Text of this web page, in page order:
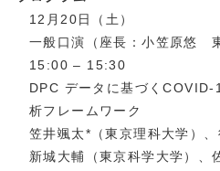
12月20日（土）
一般口演（座長：小笠原悠
15:00 – 15:30
DPC データに基づくCOVID-
析フレームワーク
笠井颯太*（東京理科大学）、
新城大輔（東京科学大学）、